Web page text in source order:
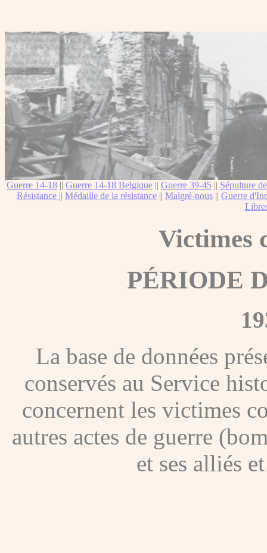
Guerre 14-18 || Guerre 14-18 Belgique || Guerre 39-45 || Sépulture
Résistance || Médaille de la résistance || Malgré-nous || Guerre
Victimes
PÉRIODE
La base de données
conservés au Service
concernent les victimes
autres actes de guerre
et ses alliés